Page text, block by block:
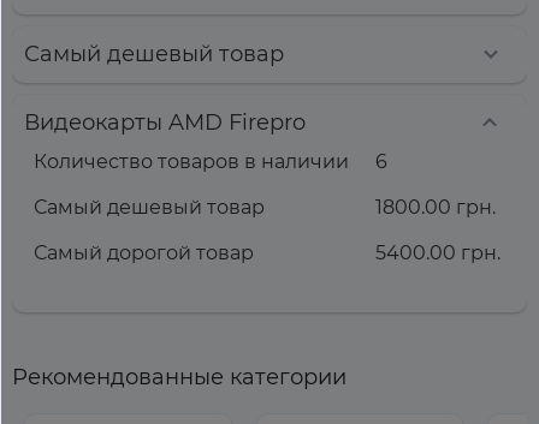
Самый дешевый товар
Видеокарты AMD Firepro
Количество товаров в наличии
6
Самый дешевый товар
1800.00 грн.
Самый дорогой товар
5400.00 грн.
Рекомендованные категории